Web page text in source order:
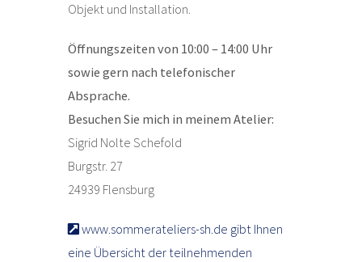
Objekt und Installation.
Öffnungszeiten von 10:00 – 14:00 Uhr
sowie gern nach telefonischer
Absprache.
Besuchen Sie mich in meinem Atelier:
Sigrid Nolte Schefold
Burgstr. 27
24939 Flensburg
www.sommerateliers-sh.de gibt Ihnen
eine Übersicht der teilnehmenden